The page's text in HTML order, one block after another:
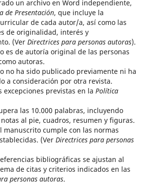
un archivo en Word independiente,
de Presentación, que incluye la
de cada autor/a, así como las
de originalidad, interés y
(Ver Directrices para personas autoras).
es de autoría original de las personas
autoras.
no ha sido publicado previamente ni ha
a consideración por otra revista.
excepciones previstas en la Política
las 10.000 palabras, incluyendo
al pie, cuadros, resumen y figuras.
manuscrito cumple con las normas
(Ver Directrices para personas
bibliográficas se ajustan al
de citas y criterios indicados en las
personas autoras.